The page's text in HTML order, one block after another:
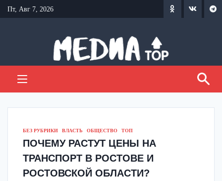
Перейти
к
Пт, Авг 7, 2026
БЕЗ РУБРИКИ ВЛАСТЬ ОБЩЕСТВО ТОП
ПОЧЕМУ РАСТУТ ЦЕНЫ НА
ТРАНСПОРТ В РОСТОВЕ И
РОСТОВСКОЙ ОБЛАСТИ?